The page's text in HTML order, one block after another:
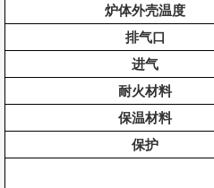
炉体外壳温度
排气口
进气
耐火材料
保温材料
保护